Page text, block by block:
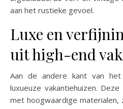
aan het rustieke gevoel.
Luxe en
uit high-end
Aan de andere kant van
luxueuze vakantiehuizen.
met hoogwaardige materialen,